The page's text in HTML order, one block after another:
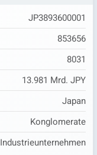
JP3893600001
853656
8031
13.981 Mrd. JPY
Japan
Konglomerate
Industrieunternehmen